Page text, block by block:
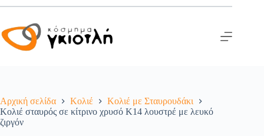
Αρχική σελίδα Κολιέ
Κολιέ με Σταυρουδάκι
Κολιέ σταυρός σε κίτρινο χρυσό Κ14 λουστρέ με λευκό
ζιργόν